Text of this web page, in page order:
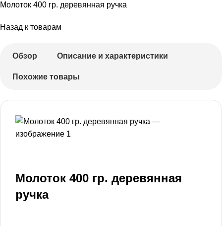
Молоток 400 гр. деревянная ручка
Назад к товарам
Обзор Описание и характеристики
Похожие товары
Молоток 400 гр. деревянная
ручка